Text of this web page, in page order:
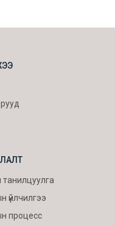
танилцуулга
үйлчилгээ
процесс